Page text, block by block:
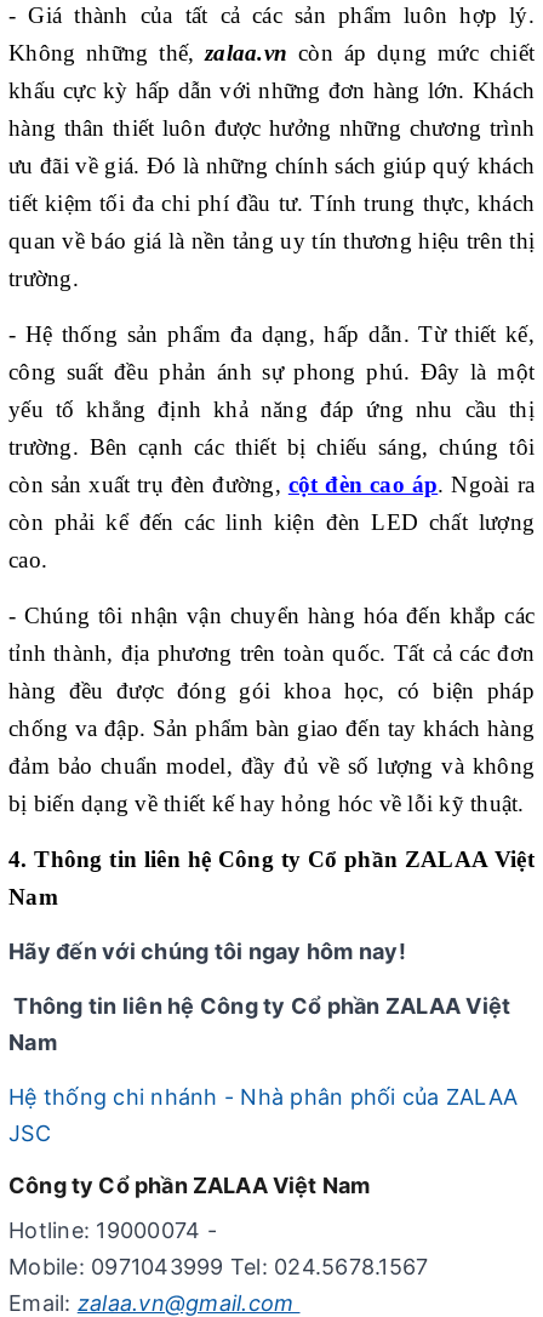
- Giá thành của tất cả các sản phẩm luôn hợp lý.
Không những thế,zalaa.vn còn áp dụng mức chiết
khấu cực kỳ hấp dẫn với những đơn hàng lớn. Khách
hàng thân thiết luôn được hưởng những chương trình
ưu đãi về giá. Đó là những chính sách giúp quý khách
tiết kiệm tối đa chi phí đầu tư. Tính trung thực, khách
quan về báo giá là nền tảng uy tín thương hiệu trên thị
trường.
- Hệ thống sản phẩm đa dạng, hấp dẫn. Từ thiết kế,
công suất đều phản ánh sự phong phú. Đây là một
yếu tố khẳng định khả năng đáp ứng nhu cầu thị
trường. Bên cạnh các thiết bị chiếu sáng, chúng tôi
còn sản xuất trụ đèn đường, cột đèn cao áp. Ngoài ra
còn phải kể đến các linh kiện đèn LED chất lượng
cao.
- Chúng tôi nhận vận chuyển hàng hóa đến khắp các
tỉnh thành, địa phương trên toàn quốc. Tất cả các đơn
hàng đều được đóng gói khoa học, có biện pháp
chống va đập. Sản phẩm bàn giao đến tay khách hàng
đảm bảo chuẩn model, đầy đủ về số lượng và không
bị biến dạng về thiết kế hay hỏng hóc về lỗi kỹ thuật.
4. Thông tin liên hệ Công ty Cổ phần ZALAA Việt
Nam
Hãy đến với chúng tôi ngay hôm nay!
Thông tin liên hệ Công ty Cổ phần ZALAA Việt
Nam
Hệ thống chi nhánh - Nhà phân phối của ZALAA
JSC
Công ty Cổ phần ZALAA Việt Nam
Hotline: 19000074 -
Mobile: 0971043999 Tel: 024.5678.1567
Email: zalaa.vn@gmail.com